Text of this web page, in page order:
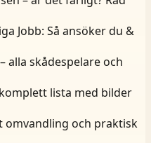
Jobb: Så ansöker du &
alla skådespelare och
lista med bilder
omvandling och praktisk